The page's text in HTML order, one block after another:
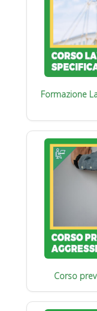
Formazione
Corso